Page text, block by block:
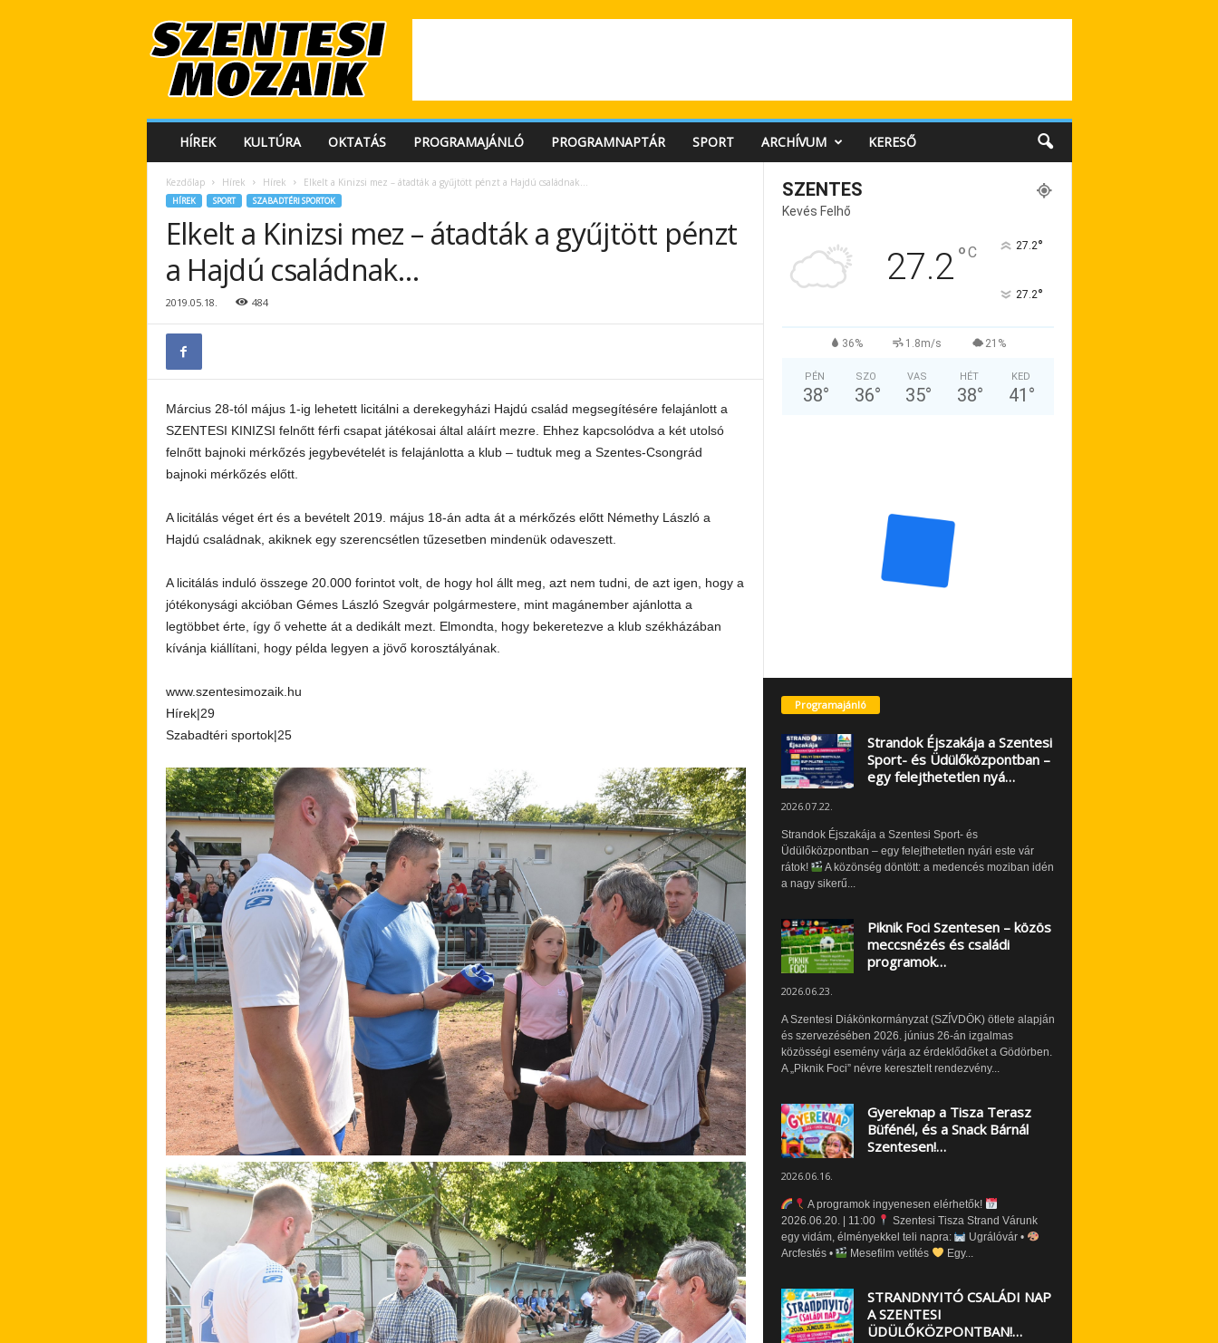
e
HÍREK KULTÚRA OKTATÁS PROGRAMAJÁNLÓ PROGRAMNAPTÁR SPORT ARCHÍVUM KERESŐ
Kezdőlap Hírek Hírek Elkelt a Kinizsi mez – átadták a gyűjtött pénzt a Hajdú családnak…
HÍREK SPORT SZABADTÉRI SPORTOK
Elkelt a Kinizsi mez – átadták a gyűjtött pénzt
a Hajdú családnak…
2019.05.18. 484
Március 28-tól május 1-ig lehetett licitálni a derekegyházi Hajdú család megsegítésére felajánlott a
SZENTESI KINIZSI felnőtt férfi csapat játékosai által aláírt mezre. Ehhez kapcsolódva a két utolsó
felnőtt bajnoki mérkőzés jegybevételét is felajánlotta a klub – tudtuk meg a Szentes-Csongrád
bajnoki mérkőzés előtt.
A licitálás véget ért és a bevételt 2019. május 18-án adta át a mérkőzés előtt Némethy László a
Hajdú családnak, akiknek egy szerencsétlen tűzesetben mindenük odaveszett.
A licitálás induló összege 20.000 forintot volt, de hogy hol állt meg, azt nem tudni, de azt igen, hogy a
jótékonysági akcióban Gémes László Szegvár polgármestere, mint magánember ajánlotta a
legtöbbet érte, így ő vehette át a dedikált mezt. Elmondta, hogy bekeretezve a klub székházában
kívánja kiállítani, hogy példa legyen a jövő korosztályának.
www.szentesimozaik.hu
Hírek|29
Szabadtéri sportok|25
SZENTES
Kevés Felhő
27.2°C 27.2°
27.2°
36% 1.8m/s 21%
PÉN
38°
SZO
36°
VAS
35°
HÉT
38°
KED
41 °
Programajánló
Strandok Éjszakája a Szentesi
Sport- és Üdülőközpontban –
egy felejthetetlen nyá…
2026.07.22.
Strandok Éjszakája a Szentesi Sport- és
Üdülőközpontban – egy felejthetetlen nyári este vár
rátok!
A közönség döntött: a medencés moziban idén
a nagy sikerű...
Piknik Foci Szentesen – közös
meccsnézés és családi
programok…
2026.06.23.
A Szentesi Diákönkormányzat (SZÍVDÖK) ötlete alapján
és szervezésében 2026. június 26-án izgalmas
közösségi esemény várja az érdeklődőket a Gödörben.
A „Piknik Foci” névre keresztelt rendezvény...
Gyereknap a Tisza Terasz
Büfénél, és a Snack Bárnál
Szentesen!…
2026.06.16.
A programok ingyenesen elérhetők!
2026.06.20. | 11:00
Szentesi Tisza Strand Várunk
egy vidám, élményekkel teli napra:
Ugrálóvár •
Arcfestés •
Mesefilm vetítés Egy...
STRANDNYITÓ CSALÁDI NAP
A SZENTESI
ÜDÜLŐKÖZPONTBAN!…